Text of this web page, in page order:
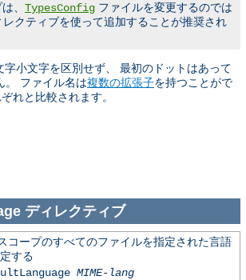
、 TypesConfig ファイルを変更するのでは
レクティブを使って追加することが推奨され
字小文字を区別せず、 最初のドットはあって
。 ファイル名は複数の拡張子を持つことがで
れと比較されます。
ディレクティブ
コープのすべてのファイルを指定された言語
する
MIME-lang